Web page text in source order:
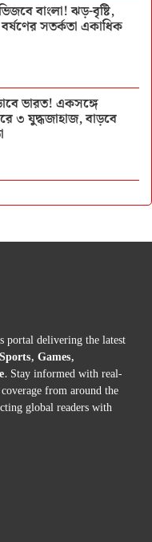
বাংলা! ঝড়-বৃষ্টি,
সতর্কতা একাধিক
ভারত! একসঙ্গে
৩ যুদ্ধজাহাজ, বাড়বে
delivering the latest
Games,
. Stay informed with real-
from around the
global readers with